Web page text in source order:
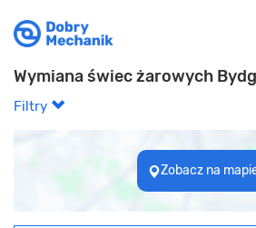
Wymiana świec żarowych
Filtry
Zobacz na